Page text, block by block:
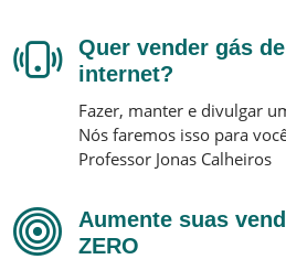
Quer vender gás
internet?
Fazer, manter e divulgar
Nós faremos isso para
Professor Jonas Calheiros
Aumente suas
ZERO